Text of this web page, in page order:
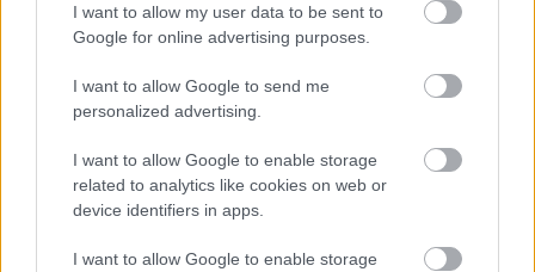
I want to allow my user data to be sent to
Google for online advertising purposes.
I want to allow Google to send me
personalized advertising.
I want to allow Google to enable storage
related to analytics like cookies on web or
device identifiers in apps.
I want to allow Google to enable storage